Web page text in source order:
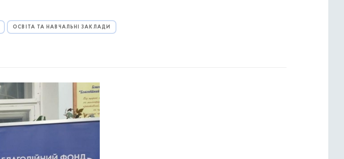
ОСВІТА ТА НАВЧАЛЬНІ ЗАКЛАДИ